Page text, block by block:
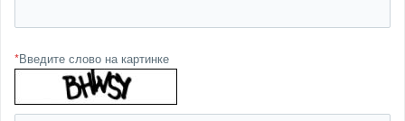
*Введите слово на картинке